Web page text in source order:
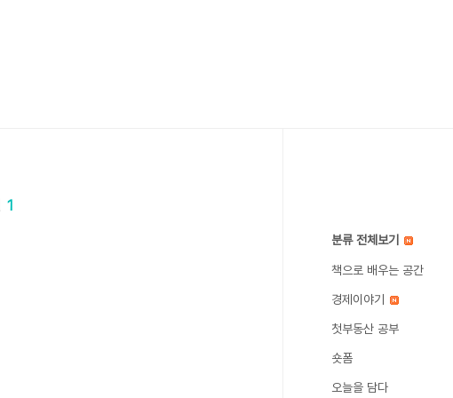
1
분류 전체보기
책으로 배우는 공간
경제이야기
첫부동산 공부
숏폼
오늘을 담다